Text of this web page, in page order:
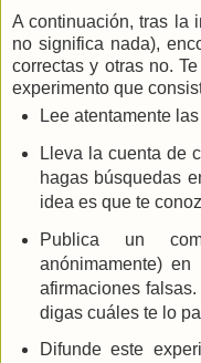
A continuación, tras la
no significa nada),
correctas y otras no.
experimento que
Lee atentamente
Lleva la cuenta de
hagas búsquedas
idea es que te
Publica un
anónimamente)
afirmaciones
digas cuáles te lo
Difunde este